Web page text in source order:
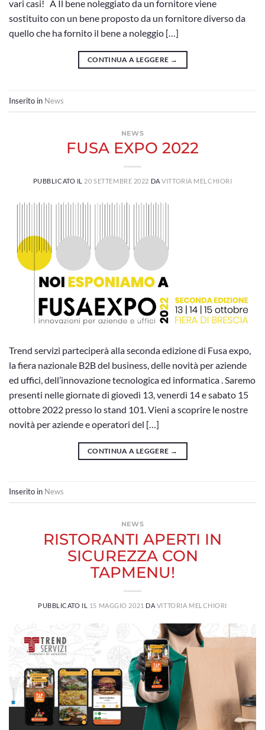
vari casi! A Il bene noleggiato da un fornitore viene
sostituito con un bene proposto da un fornitore diverso da
quello che ha fornito il bene a noleggio […]
CONTINUA A LEGGERE →
Inserito in News
NEWS
FUSA EXPO 2022
PUBBLICATO IL 20 SETTEMBRE 2022 DAVITTORIA MELCHIORI
Trend servizi parteciperà alla seconda edizione di Fusa expo,
la fiera nazionale B2B del business, delle novità per aziende
ed uffici, dell’innovazione tecnologica ed informatica . Saremo
presenti nelle giornate di giovedì 13, venerdì 14 e sabato 15
ottobre 2022 presso lo stand 101. Vieni a scoprire le nostre
novità per aziende e operatori del […]
CONTINUA A LEGGERE →
Inserito in News
NEWS
RISTORANTI APERTI IN
SICUREZZA CON
TAPMENU!
PUBBLICATO IL 15 MAGGIO 2021 DA VITTORIA MELCHIORI